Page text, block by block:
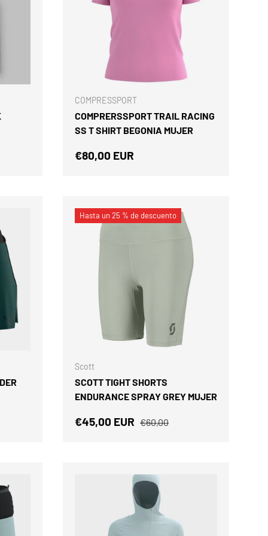
COMPRESSPORT
COMPRERSSPORT TRAIL RACING
SS T SHIRT BEGONIA MUJER
Precio normal
€80,00 EUR
Hasta un 25 % de descuento
Scott
SCOTT TIGHT SHORTS
ENDURANCE SPRAY GREY MUJER
Precio de venta
€45,00 EUR Precio normal
€60,00